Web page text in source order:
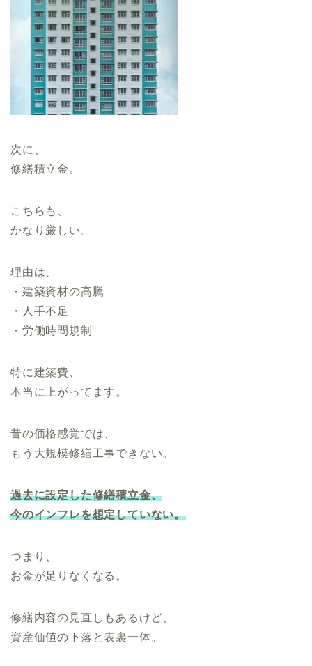
次に、
修繕積立金。
こちらも、
かなり厳しい。
理由は、
・建築資材の高騰
・人手不足
・労働時間規制
特に建築費、
本当に上がってます。
昔の価格感覚では、
もう大規模修繕工事できない。
過去に設定した修繕積立金、
今のインフレを想定していない。
つまり、
お金が足りなくなる。
修繕内容の見直しもあるけど、
資産価値の下落と表裏一体。